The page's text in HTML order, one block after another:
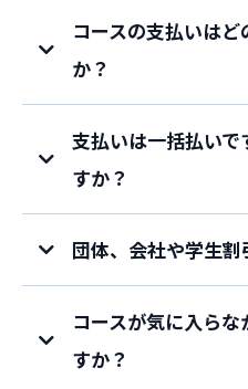
コースの支払いは
か？
支払いは一括払い
すか？
団体、会社や学生割
コースが気に入ら
すか？